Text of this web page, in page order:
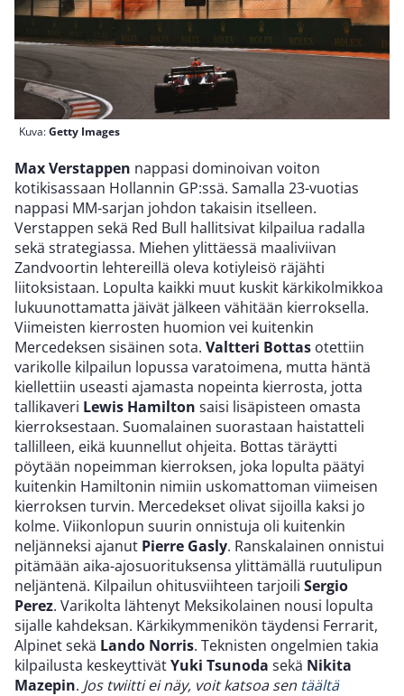
Kuva:Getty Images
Max Verstappen nappasi dominoivan voiton
kotikisassaan Hollannin GP:ssä. Samalla 23-vuotias
nappasi MM-sarjan johdon takaisin itselleen.
Verstappen sekä Red Bull hallitsivat kilpailua radalla
sekä strategiassa. Miehen ylittäessä maaliviivan
Zandvoortin lehtereillä oleva kotiyleisö räjähti
liitoksistaan. Lopulta kaikki muut kuskit kärkikolmikkoa
lukuunottamatta jäivät jälkeen vähitään kierroksella.
Viimeisten kierrosten huomion vei kuitenkin
Mercedeksen sisäinen sota. Valtteri Bottas otettiin
varikolle kilpailun lopussa varatoimena, mutta häntä
kiellettiin useasti ajamasta nopeinta kierrosta, jotta
tallikaveri Lewis Hamilton saisi lisäpisteen omasta
kierroksestaan. Suomalainen suorastaan haistatteli
tallilleen, eikä kuunnellut ohjeita. Bottas täräytti
pöytään nopeimman kierroksen, joka lopulta päätyi
kuitenkin Hamiltonin nimiin uskomattoman viimeisen
kierroksen turvin. Mercedekset olivat sijoilla kaksi jo
kolme. Viikonlopun suurin onnistuja oli kuitenkin
neljänneksi ajanut Pierre Gasly. Ranskalainen onnistui
pitämään aika-ajosuorituksensa ylittämällä ruutulipun
neljäntenä. Kilpailun ohitusviihteen tarjoili Sergio
Perez. Varikolta lähtenyt Meksikolainen nousi lopulta
sijalle kahdeksan. Kärkikymmenikön täydensi Ferrarit,
Alpinet sekä Lando Norris. Teknisten ongelmien takia
kilpailusta keskeyttivätYuki Tsunoda sekä Nikita
Mazepin. Jos twiitti ei näy, voit katsoa sen täältä